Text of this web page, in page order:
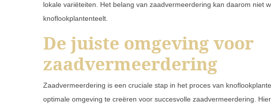
lokale variëteiten. Het belang van zaadvermeerdering kan daarom niet
knoflookplantenteelt.
De juiste omgeving voor
zaadvermeerdering
Zaadvermeerdering is een cruciale stap in het proces van
optimale omgeving te creëren voor succesvolle zaadvermeerdering.